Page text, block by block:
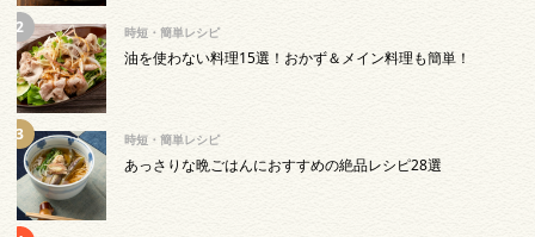
時短・簡単レシピ
油を使わない料理15選！おかず＆メイン料理も簡単！
時短・簡単レシピ
あっさりな晩ごはんにおすすめの絶品レシピ28選